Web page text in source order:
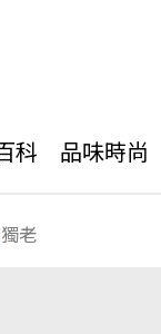
科 品味時尚
獨老